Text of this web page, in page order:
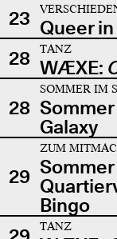
23 Queer
28
TANZ
WÆXE:
28
SOMMER IM
Galaxy
29
ZUM
Bingo
TANZ